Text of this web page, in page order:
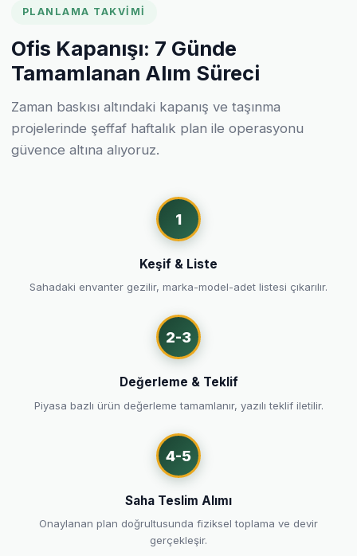
PLANLAMA TAKVIMI
Ofis Kapanışı: 7 Günde
Tamamlanan Alım Süreci
Zaman baskısı altındaki kapanış ve taşınma
projelerinde şeffaf haftalık plan ile operasyonu
güvence altına alıyoruz.
1
Keşif & Liste
Sahadaki envanter gezilir, marka-model-adet listesi çıkarılır.
2-3
Değerleme & Teklif
Piyasa bazlı ürün değerleme tamamlanır, yazılı teklif iletilir.
4-5
Saha Teslim Alımı
Onaylanan plan doğrultusunda fiziksel toplama ve devir
gerçekleşir.